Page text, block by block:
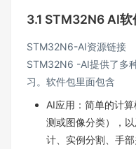
3.1 STM32N6 AI软
STM32N6-AI资源链接
STM32N6 -AI提供了多
习。软件包里面包含
AI应用：简单的计
测或图像分类），
计、实例分割、手